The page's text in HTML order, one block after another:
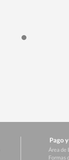
Pago
Área de
Formas